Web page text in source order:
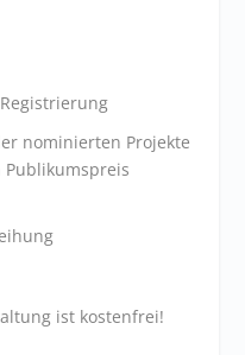
nominierten Projekte
ist kostenfrei!